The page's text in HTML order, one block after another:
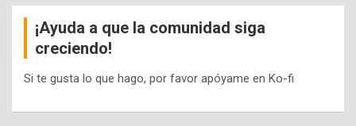
¡Ayuda a que la comunidad siga
creciendo!
Si te gusta lo que hago, por favor apóyame en Ko-fi